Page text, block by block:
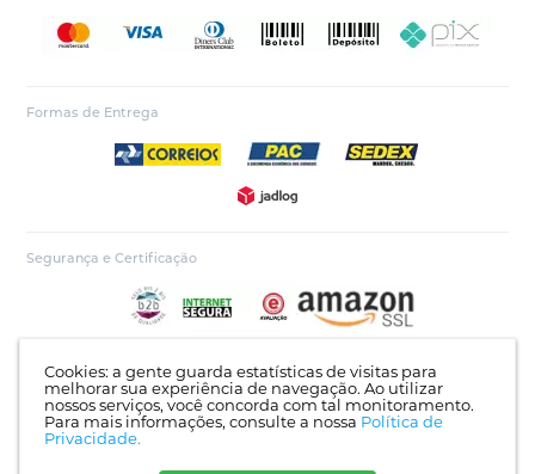
Cookies: a gente guarda estatísticas de visitas para
melhorar sua experiência de navegação. Ao utilizar
nossos serviços, você concorda com tal monitoramento.
Para mais informações, consulte a nossa Política de
Privacidade.
Formas de Entrega
Segurança e Certificação
ETIK METAIS IND E COM DE ACESSORIOS EIRELI - CNPJ: 01.785.345/0001-60
| R. PIONEIRO JOSÉ ANTÔNIO PIRES, 178 - PARQUE ITAIPU, Maringa - PR |
CEP: 87065-380 |